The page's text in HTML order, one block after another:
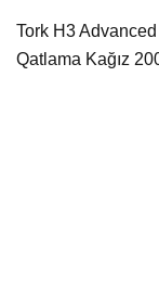
Tork H3
Qatlama Kağız